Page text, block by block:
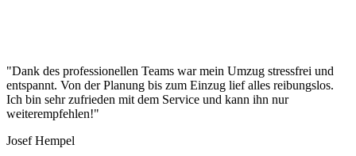
"Dank des professionellen Teams war mein Umzug stressfrei und
entspannt. Von der Planung bis zum Einzug lief alles reibungslos.
Ich bin sehr zufrieden mit dem Service und kann ihn nur
weiterempfehlen!"
Josef Hempel